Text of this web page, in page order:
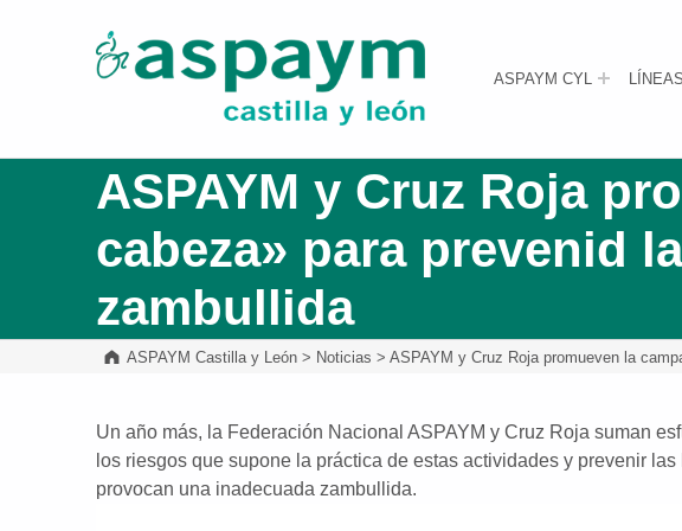
ASPAYM Castilla y León
ASPAYM CYL
ASPAYM y Cruz Roja
cabeza» para prevenid
zambullida
ASPAYM Castilla y León > Noticias >ASPAYM y Cruz Roja promueven la
Un año más, la Federación Nacional ASPAYM y Cruz Roja suman
los riesgos que supone la práctica de estas actividades y prevenir
provocan una inadecuada zambullida.